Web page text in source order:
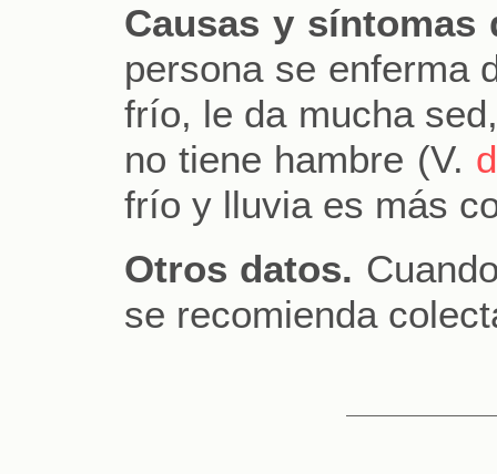
Causas y síntomas
persona se enferma
frío, le da mucha
no tiene hambre (V.
frío y lluvia es más
Otros datos.
se recomienda